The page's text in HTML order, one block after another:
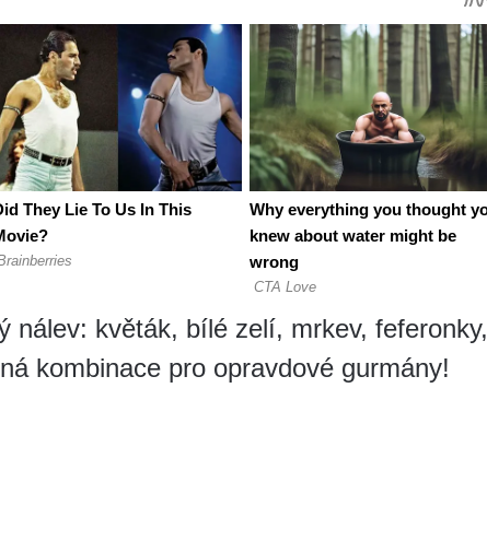
nálev: květák, bílé zelí, mrkev, feferonky,
kombinace pro opravdové gurmány!